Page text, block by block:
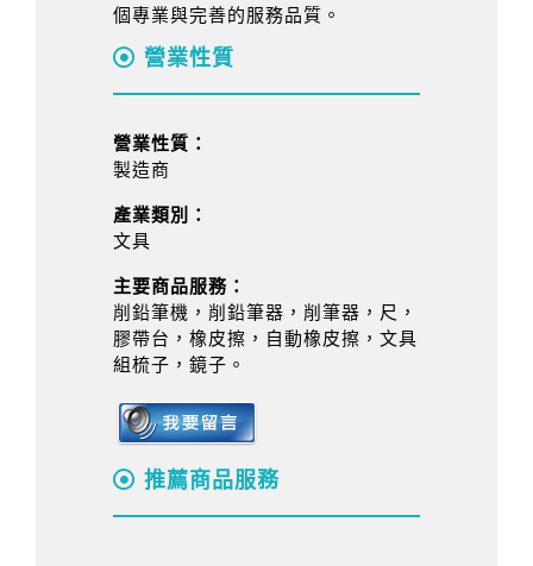
個專業與完善的服務品質。
營業性質
營業性質：
製造商
產業類別：
文具
主要商品服務：
削鉛筆機，削鉛筆器，削筆器，尺，
膠帶台，橡皮擦，自動橡皮擦，文具
組梳子，鏡子。
推薦商品服務